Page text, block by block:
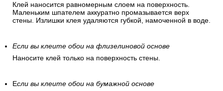
Клей наносится равномерным слоем на поверхность.
Маленьким шпателем аккуратно промазывается верх
стены. Излишки клея удаляются губкой, намоченной в воде.
Если вы клеите обои на флизелиновой основе
Наносите клей только на поверхность стены.
Если вы клеите обои на бумажной основе